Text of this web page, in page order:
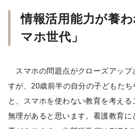
情報活用能力が養
マホ世代」
スマホの問題点がクローズアップ
すが、20歳前半の自分の子どもた
と、スマホを使わない教育を考える
無理があると思います。看護教育